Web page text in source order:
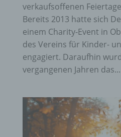
verkaufsoffenen
Bereits 2013 hatte sich
einem Charity-Event in
des Vereins für Kinder-
engagiert. Daraufhin
vergangenen Jahren das...